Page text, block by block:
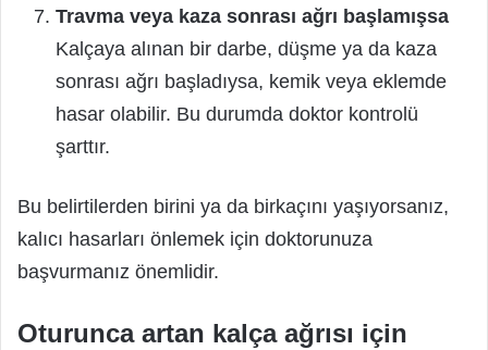
Travma veya kaza sonrası ağrı başlamışsa
Kalçaya alınan bir darbe, düşme ya da kaza
sonrası ağrı başladıysa, kemik veya eklemde
hasar olabilir. Bu durumda doktor kontrolü
şarttır.
Bu belirtilerden birini ya da birkaçını yaşıyorsanız,
kalıcı hasarları önlemek için doktorunuza
başvurmanız önemlidir.
Oturunca artan kalça ağrısı için